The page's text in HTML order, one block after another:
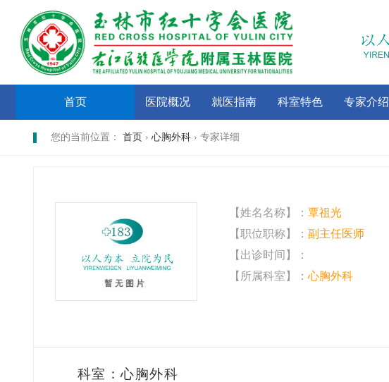
首页 医院概况 就医指南 科室特色 专家介绍
您的当前位置： 首页 › 心胸外科 › 专家详细
【姓名名称】： 覃祖光
【职位职称】： 副主任医师
【出诊时间】：
【所属科室】： 心胸外科
科室：心胸外科